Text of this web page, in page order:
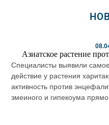
Азиатское растение
Специалисты выявили
действие у растения
активность против
змеиного и гипекоума